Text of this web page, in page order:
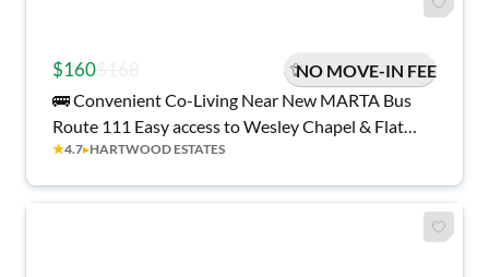
$160
NO MOVE-IN FEE
🚌 Convenient Co-Living Near New MARTA Bus
Route 111 Easy access to Wesley Chapel & Flat
Shoals areas • Move-in ready • Affordable living •
★4.7▸HARTWOOD ESTATES